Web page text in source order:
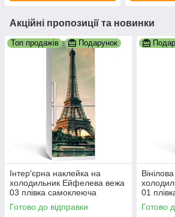
Акційні пропозиції та новинки
Топ продажів Подарунок
Інтер'єрна наклейка на
холодильник Ейфелева вежа
03 плівка самоклеюча
глянсова з ламінацією
600х1800 мм
Готово до відправки
01
Готово